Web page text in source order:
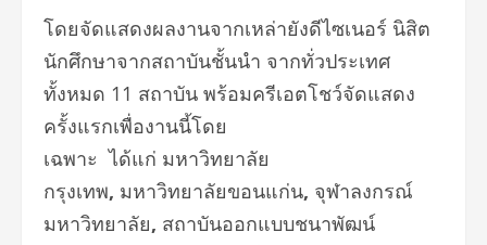
โดยจัดแสดงผลงานจากเหล่ายังดีไซเนอร์ นิสิต
นักศึกษาจากสถาบันชั้นนำ จากทั่วประเทศ
ทั้งหมด 11 สถาบัน พร้อมครีเอตโชว์จัดแสดง
ครั้งแรกเพื่องานนี้โดย
เฉพาะ ได้แก่ มหาวิทยาลัย
กรุงเทพ, มหาวิทยาลัยขอนแก่น, จุฬาลงกรณ์
มหาวิทยาลัย, สถาบันออกแบบชนาพัฒน์